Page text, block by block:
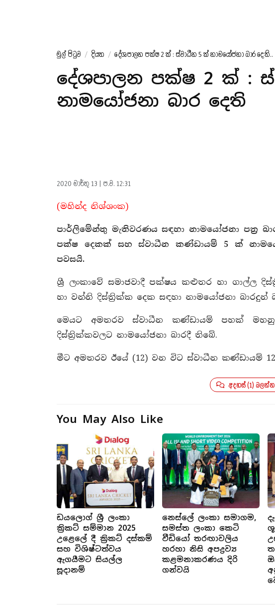
මුල් පිටුව / දියත / දේශපාලන පක්ෂ 2 ක් : ස්වාධීන 5 ක් නාමයෝජනා බාර දෙති..
දේශපාලන පක්ෂ 2 ක් :
නාමයෝජනා බාර දෙති
2020 මාර්තු 13 | ප.ව. 12:31
(මහින්ද නිශ්ශංක)
පාර්ලිමේන්තු මැතිවරණය සඳහා නාමයෝජනා පත්‍ර
පක්ෂ දෙකක් සහ ස්වාධීන කණ්ඩායම් 5 ක්
පවසයි.
ශ්‍රී ලංකාවේ සමාජවාදී පක්ෂය කළුතර හා ගාල්ල
හා වන්නි දිස්ත්‍රික්ක දෙක සඳහා නාමයෝජනා
මෙයට අමතරව ස්වාධීන කණ්ඩායම් පහක්
දිස්ත්‍රික්කවලට නාමයෝජනා බාරදී තිබේ.
මීට අමතරව ඊයේ (12) වන විට ස්වාධීන කණ්ඩායම්
අදහස් (1)
You May Also Like
ඩයලොග් ශ්‍රී ලංකා
ක්‍රිකට් සම්මාන 2025
උළෙලේ දී ක්‍රිකට් දස්කම්
සහ විශිෂ්ටත්වය
ඇගයීමට සියල්ල
සූදානම්
නෙස්ලේ ලංකා සමාගම,
සමස්ත ලංකා කෙටි
වීඩියෝ තරඟාවලිය
හරහා නිසි අපද්‍රව්‍ය
කළමනාකරණය දිරි
ගන්වයි